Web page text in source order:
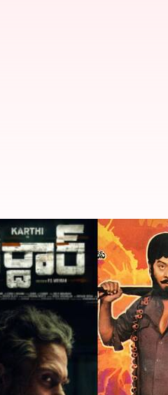
గుర్తు
ఆయన నటించిన
అనువాదాల ద్వారా
పాత తెలుగు